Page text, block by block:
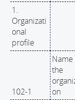
1.
Organizati
onal
profile
102-1
the
on